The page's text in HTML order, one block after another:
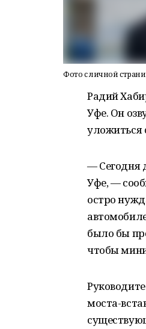
Фото с личной
Радий
Уфе. Он
уложиться
— Сегодня
Уфе, —
остро
было бы
чтобы
моста-